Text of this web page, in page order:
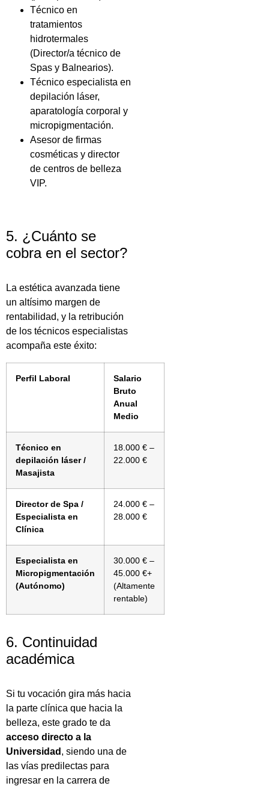
Técnico en
tratamientos
hidrotermales
(Director/a técnico de
Spas y Balnearios).
Técnico especialista en
depilación láser,
aparatología corporal y
micropigmentación.
Asesor de firmas
cosméticas y director
de centros de belleza
VIP.
5. ¿Cuánto se
cobra en el sector?
La estética avanzada tiene
un altísimo margen de
rentabilidad, y la retribución
de los técnicos especialistas
acompaña este éxito:
Perfil Laboral
Salario
Bruto
Anual
Medio
Técnico en
depilación láser /
Masajista
18.000 € –
22.000 €
Director de Spa /
Especialista en
Clínica
24.000 € –
28.000 €
Especialista en
Micropigmentación
(Autónomo)
30.000 € –
45.000 €+
(Altamente
rentable)
6. Continuidad
académica
Si tu vocación gira más hacia
la parte clínica que hacia la
belleza, este grado te da
acceso directo a la
Universidad , siendo una de
las vías predilectas para
ingresar en la carrera de